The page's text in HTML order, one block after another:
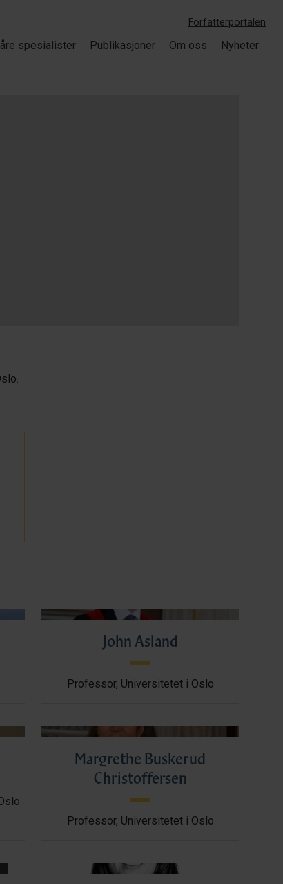
Forfatterportalen
spesialister Publikasjoner Om oss Nyheter
John Asland
Professor, Universitetet i Oslo
Margrethe Buskerud
Christoffersen
Professor, Universitetet i Oslo